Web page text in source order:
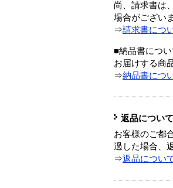
尚、請求書は
場合がござい
⇒請求書につ
■納品書につい
お届けする商
⇒納品書につ
返品について
お客様のご都
過した場合、
⇒返品につい